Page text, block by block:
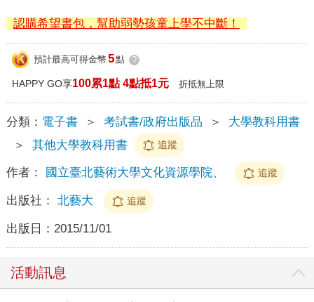
認購希望書包，幫助弱勢孩童上學不中斷！
預計最高可得金幣 5點 ?
HAPPY GO享100累1點 4點抵1元 折抵無上限
分類： 電子書 ＞ 考試書/政府出版品 ＞
大學教科用書
＞
其他大學教科用書 追蹤
作者： 國立臺北藝術大學文化資源學院、 追蹤
出版社： 北藝大 追蹤
出版日： 2015/11/01
活動訊息